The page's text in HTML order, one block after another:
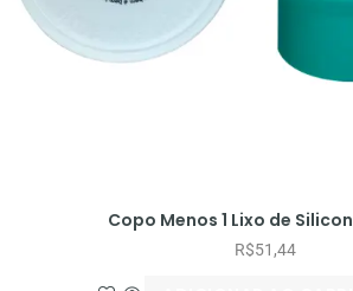
Copo Menos 1 Lixo de
R$51,44